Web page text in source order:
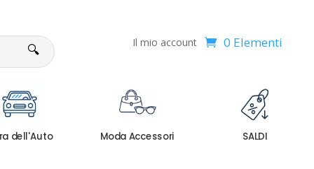
🔍 Il mio account 0 Elementi
dell'Auto Moda Accessori SALDI